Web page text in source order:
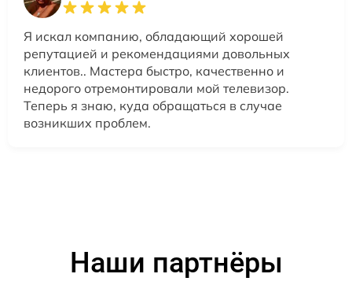
Я искал компанию, обладающий хорошей
репутацией и рекомендациями довольных
клиентов.. Мастера быстро, качественно и
недорого отремонтировали мой телевизор.
Теперь я знаю, куда обращаться в случае
возникших проблем.
Наши партнёры